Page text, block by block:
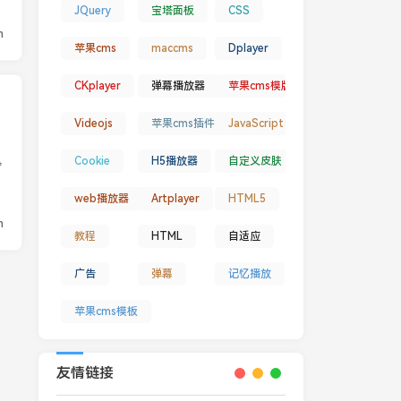
JQuery 宝塔面板 CSS
苹果cms maccms Dplayer
CKplayer 弹幕播放器 苹果cms模版
Videojs 苹果cms插件 JavaScript
Cookie H5播放器 自定义皮肤
web播放器 Artplayer HTML5
教程 HTML 自适应
广告 弹幕 记忆播放
苹果cms模板
友情链接